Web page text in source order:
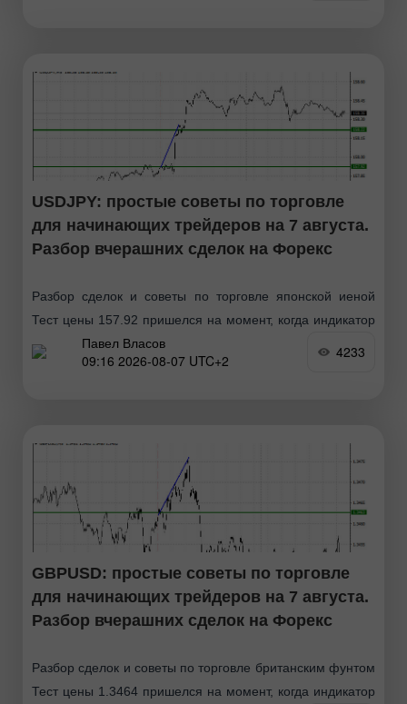
USDJPY: простые советы по торговле
для начинающих трейдеров на 7 августа.
Разбор вчерашних сделок на Форекс
Разбор сделок и советы по торговле японской иеной
Тест цены 157.92 пришелся на момент, когда индикатор
MACD только начинал движение вверх от нулевой
отметки, что стало подтверждением правильной точки
Павел Власов
09:16 2026-08-07 UTC+2
4233
GBPUSD: простые советы по торговле
для начинающих трейдеров на 7 августа.
Разбор вчерашних сделок на Форекс
Разбор сделок и советы по торговле британским фунтом
Тест цены 1.3464 пришелся на момент, когда индикатор